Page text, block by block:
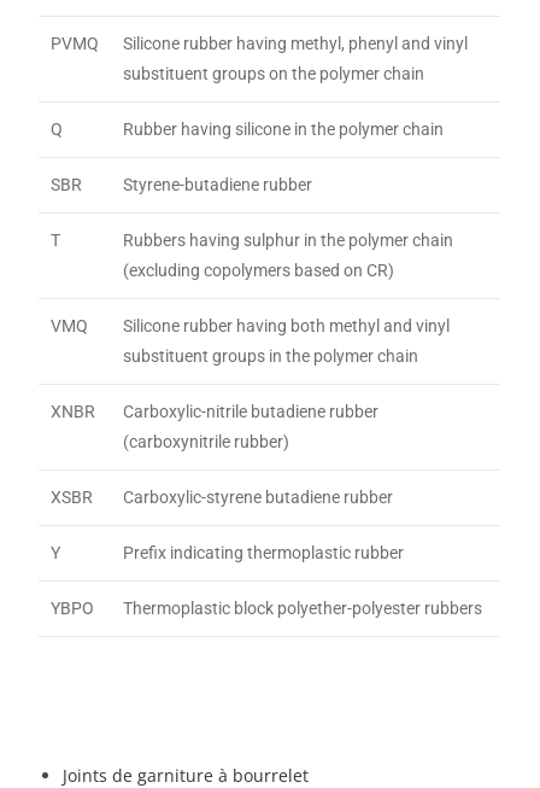
PVMQ
Silicone rubber having methyl, phenyl and vinyl
substituent groups on the polymer chain
Q Rubber having silicone in the polymer chain
SBR Styrene-butadiene rubber
T
Rubbers having sulphur in the polymer chain
(excluding copolymers based on CR)
VMQ
Silicone rubber having both methyl and vinyl
substituent groups in the polymer chain
XNBR
Carboxylic-nitrile butadiene rubber
(carboxynitrile rubber)
XSBR Carboxylic-styrene butadiene rubber
Y Prefix indicating thermoplastic rubber
YBPO Thermoplastic block polyether-polyester rubbers
Joints de garniture à bourrelet